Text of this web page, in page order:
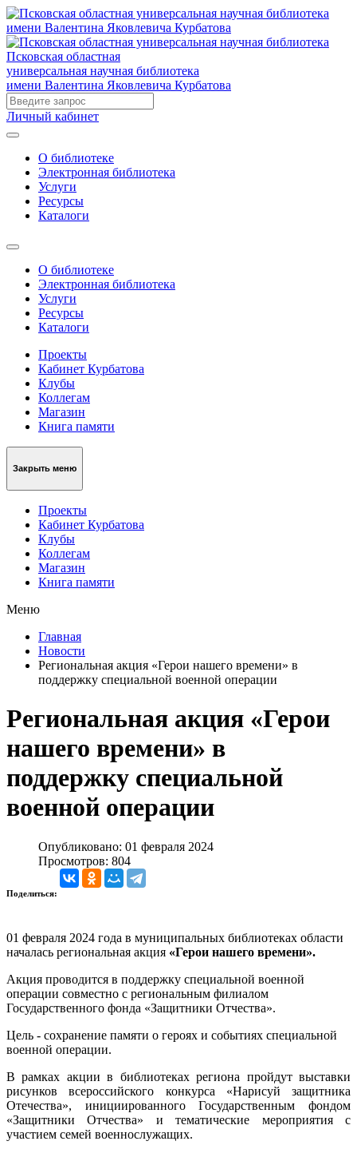
Псковская областная
универсальная научная библиотека
имени Валентина Яковлевича Курбатова
Личный кабинет
О библиотеке
Электронная библиотека
Услуги
Ресурсы
Каталоги
О библиотеке
Электронная библиотека
Услуги
Ресурсы
Каталоги
Проекты
Кабинет Курбатова
Клубы
Коллегам
Магазин
Книга памяти
Закрыть меню
Проекты
Кабинет Курбатова
Клубы
Коллегам
Магазин
Книга памяти
Меню
Главная
Новости
Региональная акция «Герои нашего времени» в
поддержку специальной военной операции
Региональная акция «Герои
нашего времени» в
поддержку специальной
военной операции
Опубликовано: 01 февраля 2024
Просмотров: 804
Поделиться:
01 февраля 2024 года в муниципальных библиотеках области
началась региональная акция «Герои нашего времени».
Акция проводится в поддержку специальной военной
операции совместно с региональным филиалом
Государственного фонда «Защитники Отчества».
Цель - сохранение памяти о героях и событиях специальной
военной операции.
В рамках акции в библиотеках региона пройдут выставки
рисунков всероссийского конкурса «Нарисуй защитника
Отечества», инициированного Государственным фондом
«Защитники Отчества» и тематические мероприятия с
участием семей военнослужащих.